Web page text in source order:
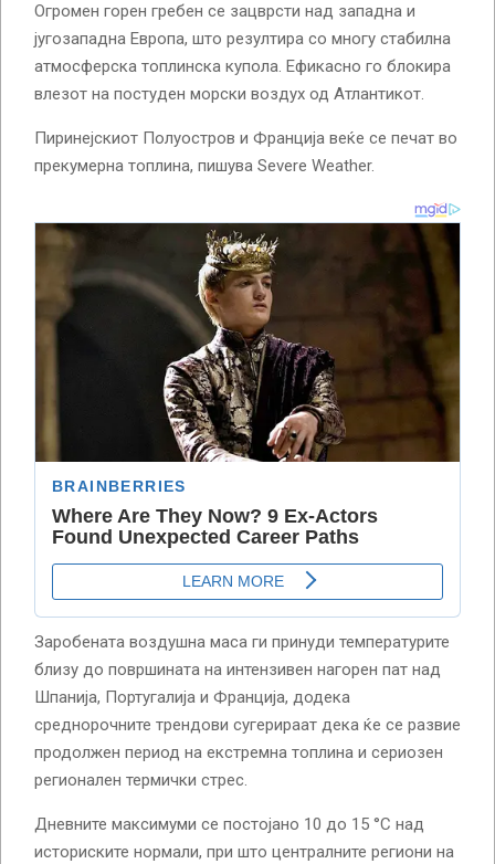
Огромен горен гребен се зацврсти над западна и
југозападна Европа, што резултира со многу стабилна
атмосферска топлинска купола. Ефикасно го блокира
влезот на постуден морски воздух од Атлантикот.
Пиринејскиот Полуостров и Франција веќе се печат во
прекумерна топлина, пишува Severe Weather.
Заробената воздушна маса ги принуди температурите
близу до површината на интензивен нагорен пат над
Шпанија, Португалија и Франција, додека
среднорочните трендови сугерираат дека ќе се развие
продолжен период на екстремна топлина и сериозен
регионален термички стрес.
Дневните максимуми се постојано 10 до 15 °C над
историските нормали, при што централните региони на